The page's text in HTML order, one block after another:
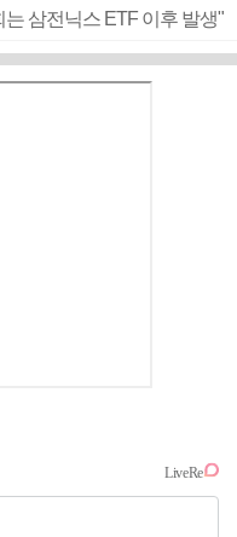
삼전닉스 ETF 이후 발생"